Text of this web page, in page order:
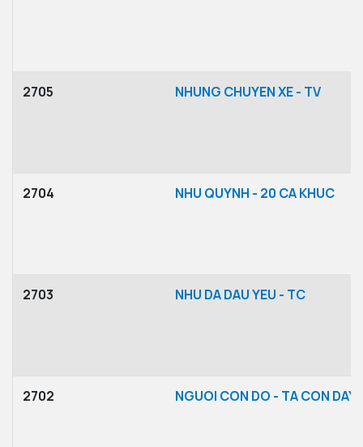
2705 NHUNG CHUYEN XE - TV
2704 NHU QUYNH - 20 CA KHUC
2703 NHU DA DAU YEU - TC
2702 NGUOI CON DO - TA CON DAY